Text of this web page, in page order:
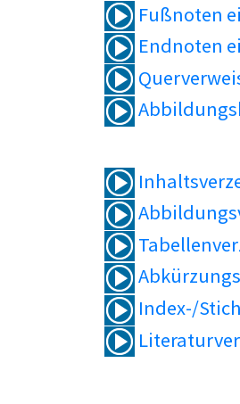
Fußnoten
Endnoten
Index-/